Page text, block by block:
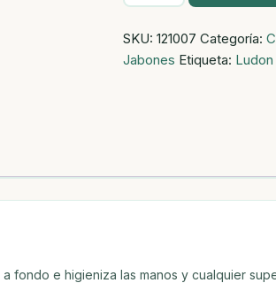
Hidroalcoholico
500ml
SKU: 121007 Categoría:
Jabones Etiqueta: Ludon
fondo e higieniza las manos y cualquier